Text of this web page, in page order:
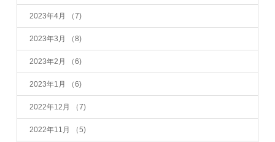
2023年4月 （7)
2023年3月 （8)
2023年2月 （6)
2023年1月 （6)
2022年12月 （7)
2022年11月 （5)